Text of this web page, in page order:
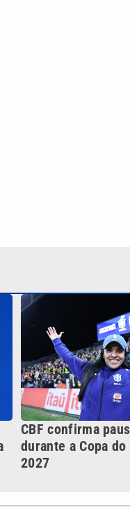
Cotidiano
Polícia